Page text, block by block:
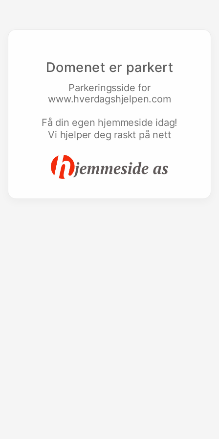
Domenet er parkert
Parkeringsside for
www.hverdagshjelpen.com
Få din egen hjemmeside idag!
Vi hjelper deg raskt på nett